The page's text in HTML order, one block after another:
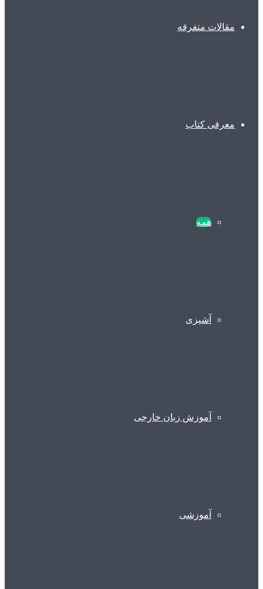
مقالات متفرقه
معرفی کتاب
همه
آشپزی
آموزش زبان خارجی
آموزشی